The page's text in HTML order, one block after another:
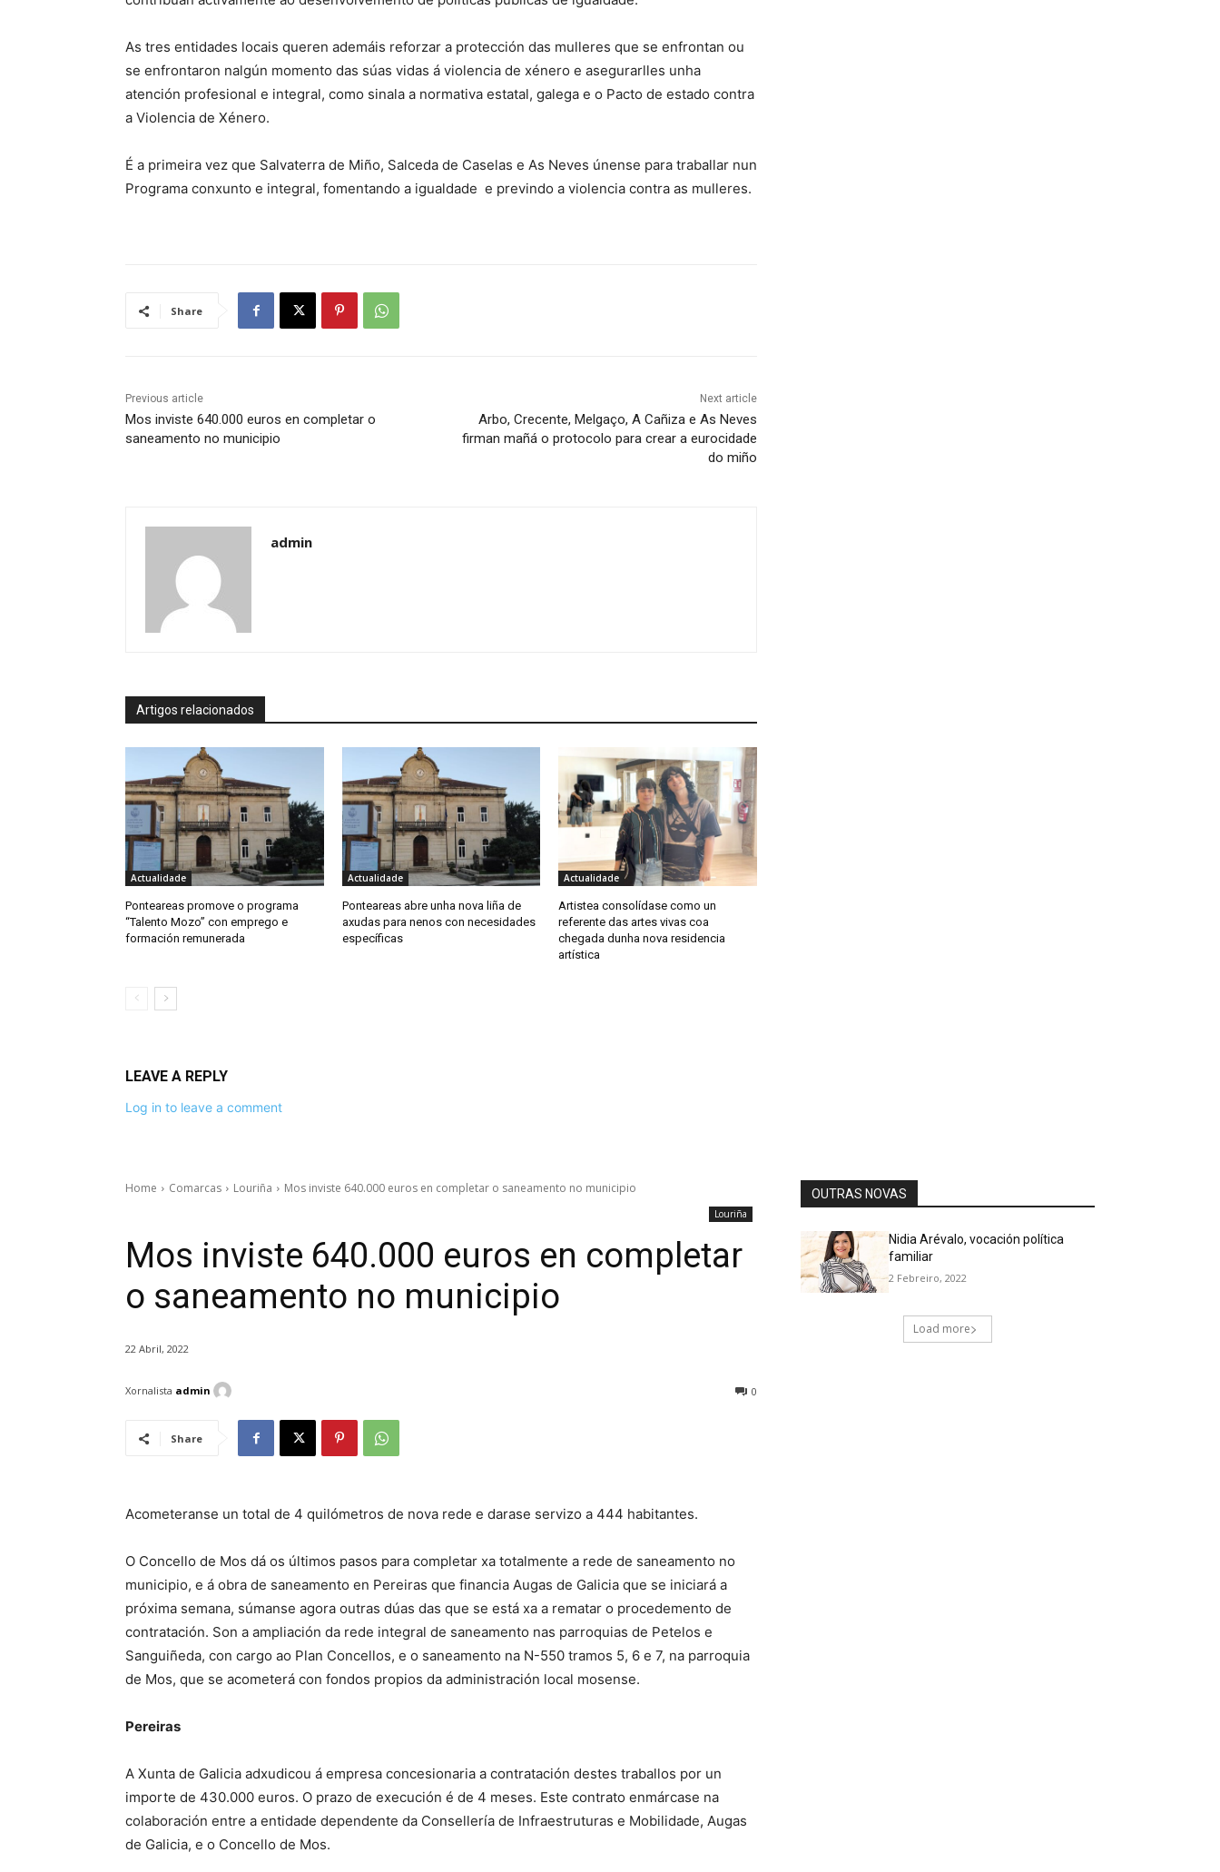
As tres entidades locais queren ademáis reforzar a protección das mulleres que se enfrontan ou
se enfrontaron nalgún momento das súas vidas á violencia de xénero e asegurarlles unha
atención profesional e integral, como sinala a normativa estatal, galega e o Pacto de estado contra
a Violencia de Xénero.
É a primeira vez que Salvaterra de Miño, Salceda de Caselas e As Neves únense para traballar nun
Programa conxunto e integral, fomentando a igualdade e previndo a violencia contra as mulleres.
Share
Previous article
Mos inviste 640.000 euros en completar o
saneamento no municipio
Next article
Arbo, Crecente, Melgaço, A Cañiza e As Neves
firman mañá o protocolo para crear a eurocidade
do miño
admin
Artigos relacionados
Actualidade
Ponteareas promove o programa
“Talento Mozo” con emprego e
formación remunerada
Actualidade
Ponteareas abre unha nova liña de
axudas para nenos con necesidades
específicas
Actualidade
Artistea consolídase como un
referente das artes vivas coa
chegada dunha nova residencia
artística
LEAVE A REPLY
Log in to leave a comment